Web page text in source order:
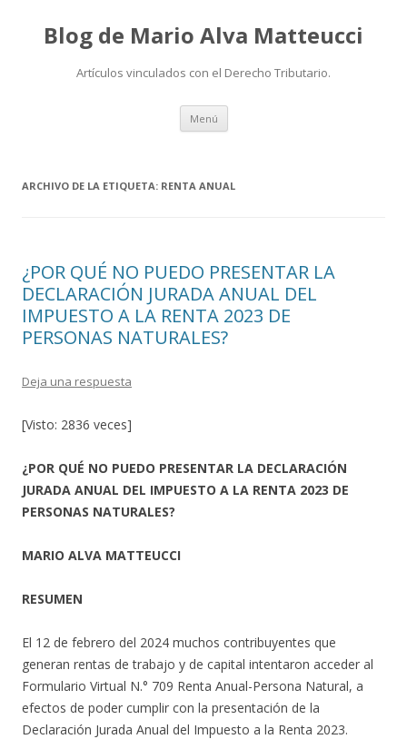
Blog de Mario Alva Matteucci
Artículos vinculados con el Derecho Tributario.
Menú Ir
contenido
ARCHIVO DE LA ETIQUETA: RENTA ANUAL
¿POR QUÉ NO PUEDO PRESENTAR LA
DECLARACIÓN JURADA ANUAL DEL
IMPUESTO A LA RENTA 2023 DE
PERSONAS NATURALES?
Deja una respuesta
[Visto: 2836 veces]
¿POR QUÉ NO PUEDO PRESENTAR LA DECLARACIÓN
JURADA ANUAL DEL IMPUESTO A LA RENTA 2023 DE
PERSONAS NATURALES?
MARIO ALVA MATTEUCCI
RESUMEN
El 12 de febrero del 2024 muchos contribuyentes que
generan rentas de trabajo y de capital intentaron acceder al
Formulario Virtual N.° 709 Renta Anual-Persona Natural, a
efectos de poder cumplir con la presentación de la
Declaración Jurada Anual del Impuesto a la Renta 2023.